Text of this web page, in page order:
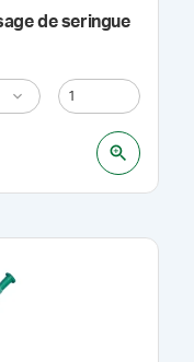
de seringue